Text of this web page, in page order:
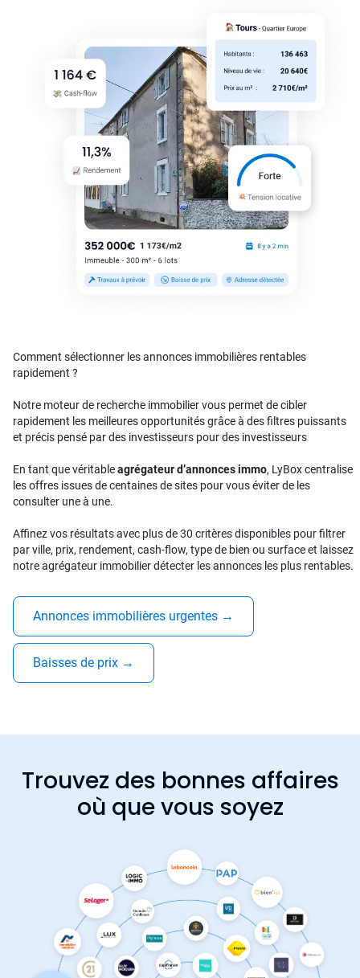
Comment sélectionner les annonces immobilières rentables
rapidement ?
Notre moteur de recherche immobilier vous permet de cibler
rapidement les meilleures opportunités grâce à des filtres puissants
et précis pensé par des investisseurs pour des investisseurs
En tant que véritableagrégateur d’annonces immo, LyBox centralise
les offres issues de centaines de sites pour vous éviter de les
consulter une à une.
Affinez vos résultats avec plus de 30 critères disponibles pour filtrer
par ville, prix, rendement, cash-flow, type de bien ou surface et laissez
notre agrégateur immobilier détecter les annonces les plus rentables.
Annonces immobilières urgentes →
Baisses de prix →
Trouvez des bonnes affaires
où que vous soyez